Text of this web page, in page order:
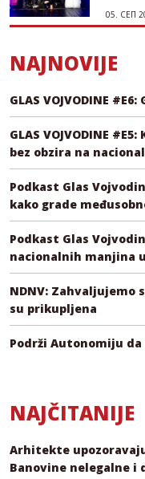
05. СЕП
NAJNOVIJE
GLAS VOJVODINE
GLAS VOJVODINE
bez obzira na
Podkast Glas
kako grade
Podkast Glas
nacionalnih manjina
NDNV: Zahvaljujemo
su prikupljena
Podrži Autonomiju
NAJČITANIJE
Arhitekte
Banovine nelegalne i